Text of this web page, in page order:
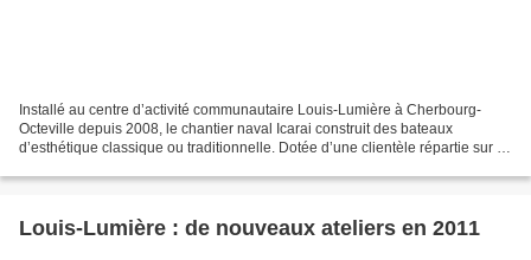
Installé au centre d’activité communautaire Louis-Lumière à Cherbourg-
Octeville depuis 2008, le chantier naval Icarai construit des bateaux
d’esthétique classique ou traditionnelle. Dotée d’une clientèle répartie sur le
Louis-Lumière : de nouveaux ateliers en 2011